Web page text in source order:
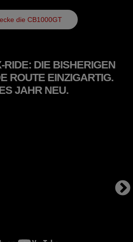
die CB1000GT
RIDE: DIE BISHERIGEN
ROUTE EINZIGARTIG.
JAHR NEU.